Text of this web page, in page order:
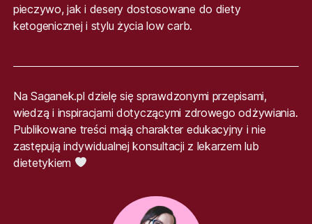
pieczywo, jak i desery dostosowane do diety
ketogenicznej i stylu życia low carb.
Na Saganek.pl dzielę się sprawdzonymi przepisami,
wiedzą i inspiracjami dotyczącymi zdrowego odżywiania.
Publikowane treści mają charakter edukacyjny i nie
zastępują indywidualnej konsultacji z lekarzem lub
dietetykiem